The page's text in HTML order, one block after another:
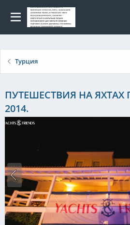
Турция
ПУТЕШЕСТВИЯ НА ЯХТАХ
2014.
Для
сайту: